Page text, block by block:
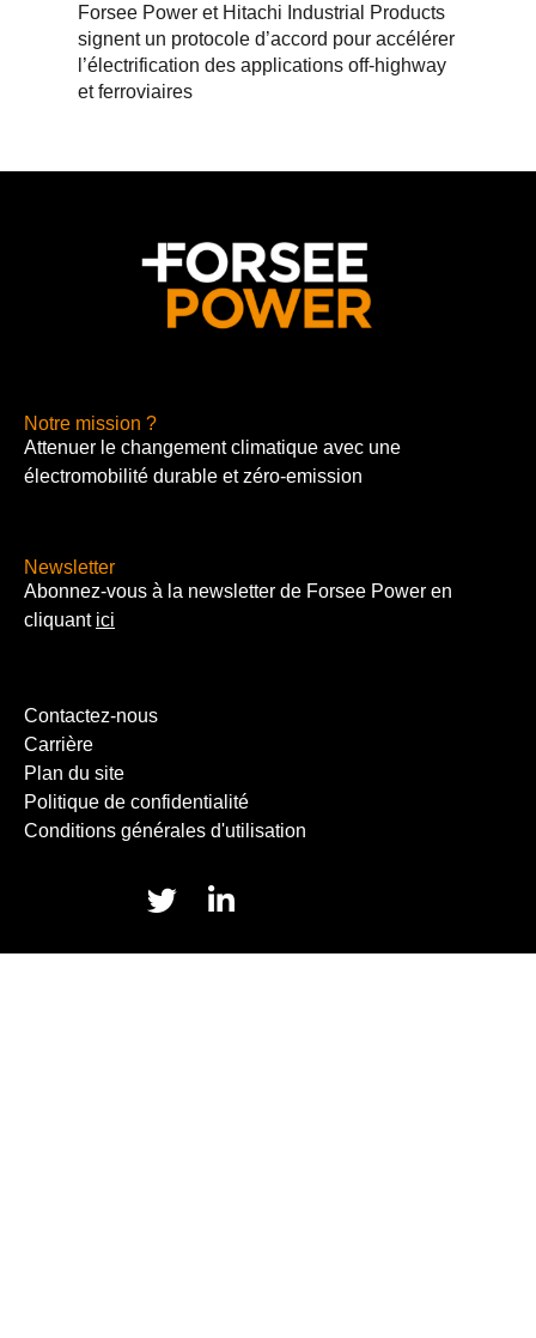
Forsee Power et Hitachi Industrial Products
signent un protocole d’accord pour accélérer
l’électrification des applications off-highway
et ferroviaires
Notre mission ?
Attenuer le changement climatique avec une
électromobilité durable et zéro-emission
Newsletter
Abonnez-vous à la newsletter de Forsee Power en
cliquant ici
Contactez-nous
Carrière
Plan du site
Politique de confidentialité
Conditions générales d'utilisation